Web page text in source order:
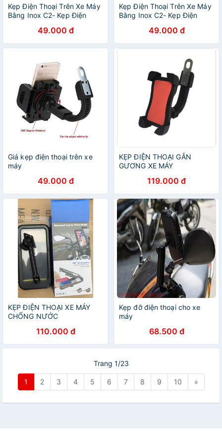
Kẹp Điện Thoại Trên Xe Máy
Bằng Inox C2- Kẹp Điện
49.000 đ
Kẹp Điện Thoại Trên Xe Máy
Bằng Inox C2- Kẹp Điện
49.000 đ
Giá kẹp điện thoại trên xe
máy
49.000 đ
KẸP ĐIỆN THOẠI GẮN
GƯƠNG XE MÁY
119.000 đ
KẸP ĐIỆN THOẠI XE MÁY
CHỐNG NƯỚC
110.000 đ
Kẹp đỡ điện thoại cho xe
máy
68.500 đ
Trang 1/23
1 2 3 4 5 6 7 8 9 10 »